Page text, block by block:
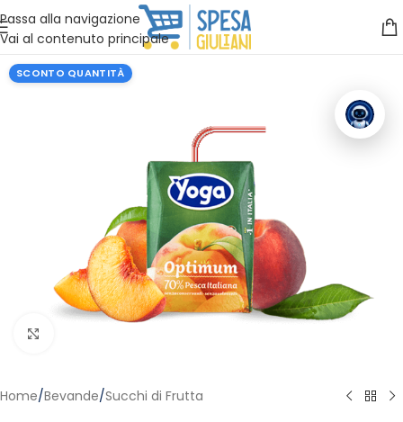
Passa alla navigazione
Vai al contenuto principale
Vuoi assistenza?Clicca qui e ti richiamiamo noi
SCONTO QUANTITÀ
Home/Bevande/Succhi di Frutta